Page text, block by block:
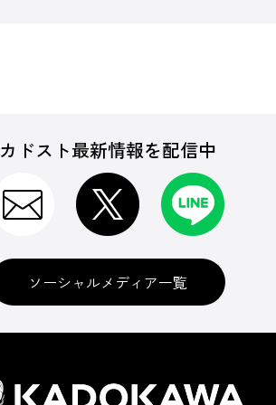
カドスト最新情報を配信中
ソーシャルメディア一覧